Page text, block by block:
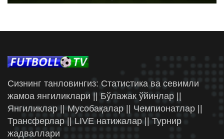
Сизнинг танловингиз: Статистика ва севимли
жамоа янгиликлари || Бўлажак ўйинлар ||
Янгиликлар || Мусобақалар || Чемпионатлар ||
Трансферлар || LIVE натижалар || Турнир
жадваллари